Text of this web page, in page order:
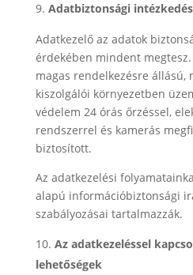
Adatbiztonsági
Adatkezelő az adatok
érdekében mindent
magas rendelkezésre állású,
kiszolgálói környezetben
védelem 24 órás őrzéssel,
rendszerrel és kamerás
biztosított.
Az adatkezelési
alapú információbiztonsági
szabályozásai tartalmazzák.
Az adatkezeléssel
lehetőségek